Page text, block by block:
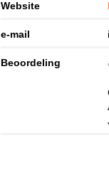
Website
e-mail
Beoordeling